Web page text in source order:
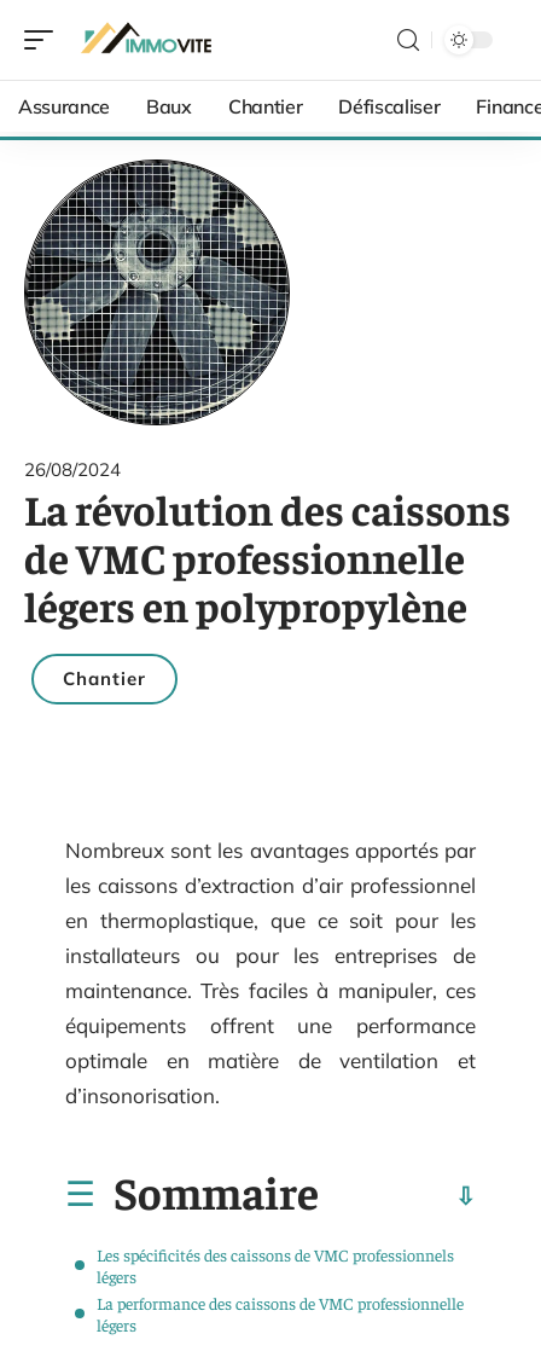
Assurance Baux Chantier Défiscaliser
26/08/2024
La révolution des caissons
de VMC professionnelle
légers en polypropylène
Chantier
Nombreux sont les avantages apportés par
les caissons d’extraction d’air professionnel
en thermoplastique, que ce soit pour les
installateurs ou pour les entreprises de
maintenance. Très faciles à manipuler, ces
équipements offrent une performance
optimale en matière de ventilation et
d’insonorisation.
Sommaire
Les spécificités des caissons de VMC professionnels
légers
La performance des caissons de VMC professionnelle
légers